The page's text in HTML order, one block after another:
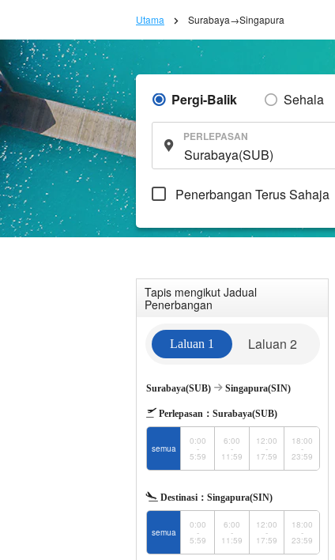
Utama Surabaya→Singapura
Pergi-Balik Sehala
PERLEPASAN
Penerbangan Terus Sahaja
Tapis mengikut Jadual
Penerbangan
Laluan 1 Laluan 2
Surabaya(SUB) Singapura(SIN)
Perlepasan： Surabaya(SUB)
semua
0:00
-
5:59
6:00
-
11:59
12:00
-
17:59
18:00
-
23:59
Destinasi： Singapura(SIN)
semua
0:00
-
5:59
6:00
-
11:59
12:00
-
17:59
18:00
-
23:59